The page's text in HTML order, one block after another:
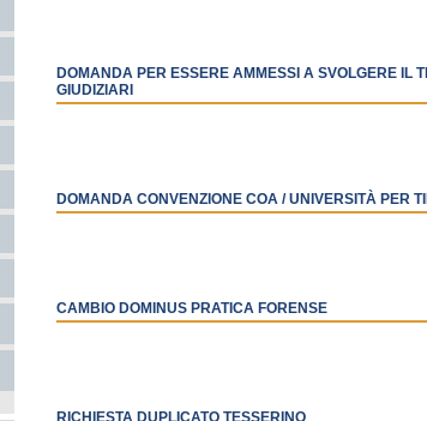
DOMANDA PER ESSERE AMMESSI A SVOLGERE IL
GIUDIZIARI
DOMANDA CONVENZIONE COA / UNIVERSITÀ PER
CAMBIO DOMINUS PRATICA FORENSE
RICHIESTA DUPLICATO TESSERINO